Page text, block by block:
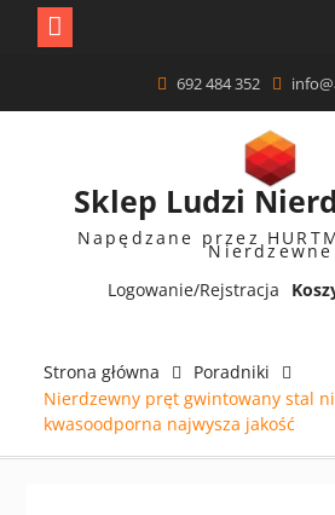
content
692 484 352
Sklep Ludzi
Napędzane przez
Nierdzewne
Logowanie/Rejstracja
Strona główna
Poradniki
Nierdzewny pręt gwintowany stal
kwasoodporna najwysza jakość